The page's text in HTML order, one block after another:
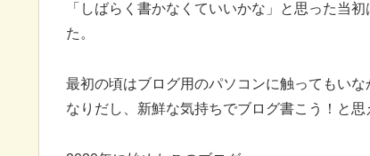
「しばらく書かなくていいかな」と思った当
た。
最初の頃はブログ用のパソコンに触ってもい
なりだし、新鮮な気持ちでブログ書こう！と思